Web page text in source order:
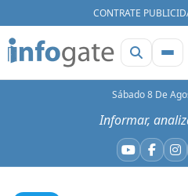
CONTRATE
Sábado 8 De
Informar,
YouTube